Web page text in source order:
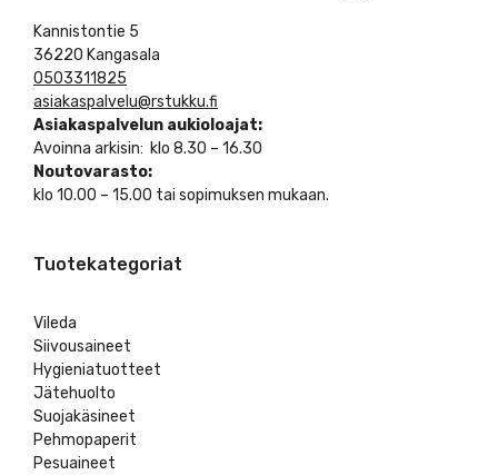
Kannistontie 5
36220 Kangasala
0503311825
asiakaspalvelu@rstukku.fi
Asiakaspalvelun aukioloajat:
Avoinna arkisin: klo 8.30 – 16.30
Noutovarasto:
klo 10.00 – 15.00 tai sopimuksen mukaan.
Tuotekategoriat
Vileda
Siivousaineet
Hygieniatuotteet
Jätehuolto
Suojakäsineet
Pehmopaperit
Pesuaineet